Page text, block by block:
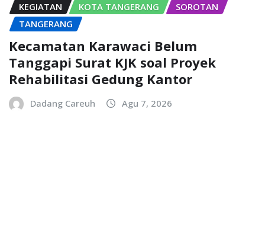
KEGIATAN
KOTA TANGERANG
SOROTAN
TANGERANG
Kecamatan Karawaci Belum
Tanggapi Surat KJK soal Proyek
Rehabilitasi Gedung Kantor
Dadang Careuh Agu 7, 2026